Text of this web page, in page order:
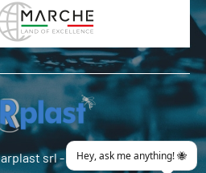
srl- P.Iva 02274180419 -